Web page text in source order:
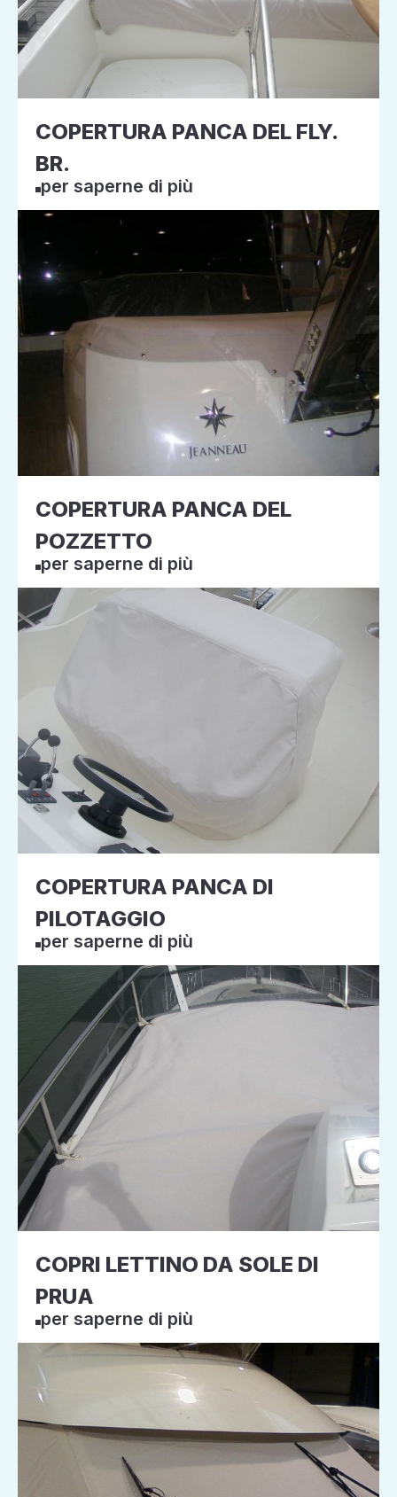
COPERTURA PANCA DEL FLY.
BR.
per saperne di più
COPERTURA PANCA DEL
POZZETTO
per saperne di più
COPERTURA PANCA DI
PILOTAGGIO
per saperne di più
COPRI LETTINO DA SOLE DI
PRUA
per saperne di più